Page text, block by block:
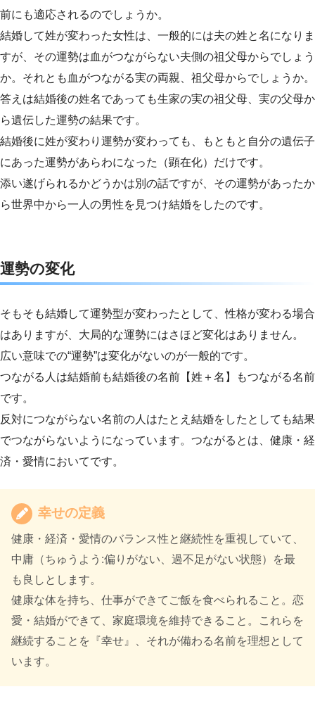
前にも適応されるのでしょうか。
結婚して姓が変わった女性は、一般的には夫の姓と名になりま
すが、その運勢は血がつながらない夫側の祖父母からでしょう
か。それとも血がつながる実の両親、祖父母からでしょうか。
答えは結婚後の姓名であっても生家の実の祖父母、実の父母か
ら遺伝した運勢の結果です。
結婚後に姓が変わり運勢が変わっても、もともと自分の遺伝子
にあった運勢があらわになった（顕在化）だけです。
添い遂げられるかどうかは別の話ですが、その運勢があったか
ら世界中から一人の男性を見つけ結婚をしたのです。
運勢の変化
そもそも結婚して運勢型が変わったとして、性格が変わる場合
はありますが、大局的な運勢にはさほど変化はありません。
広い意味での“運勢”は変化がないのが一般的です。
つながる人は結婚前も結婚後の名前【姓＋名】もつながる名前
です。
反対につながらない名前の人はたとえ結婚をしたとしても結果
でつながらないようになっています。つながるとは、健康・経
済・愛情においてです。
幸せの定義
健康・経済・愛情のバランス性と継続性を重視していて、
中庸（ちゅうよう:偏りがない、過不足がない状態）を最
も良しとします。
健康な体を持ち、仕事ができてご飯を食べられること。恋
愛・結婚ができて、家庭環境を維持できること。これらを
継続することを『幸せ』、それが備わる名前を理想として
います。